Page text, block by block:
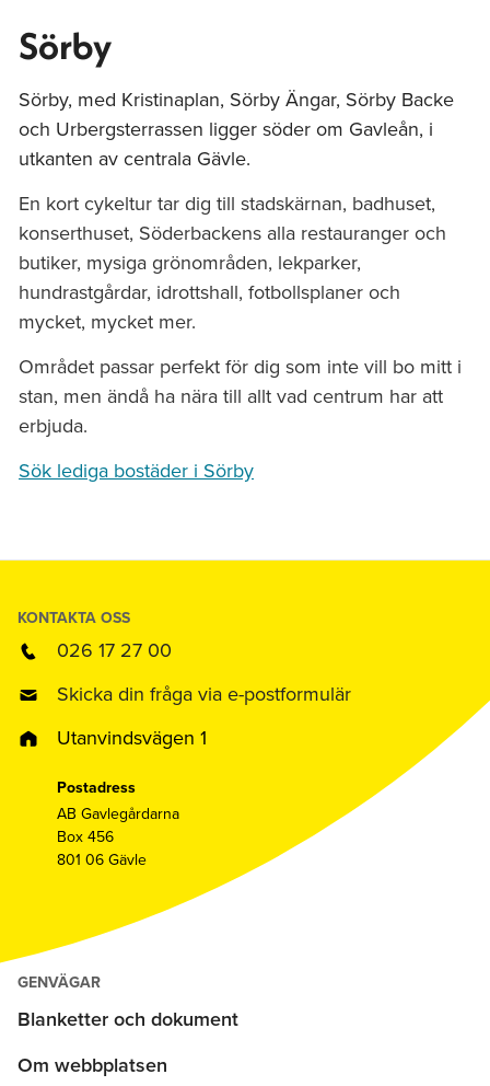
Sörby
Sörby, med Kristinaplan, Sörby Ängar, Sörby Backe
och Urbergsterrassen ligger söder om Gavleån, i
utkanten av centrala Gävle.
En kort cykeltur tar dig till stadskärnan, badhuset,
konserthuset, Söderbackens alla restauranger och
butiker, mysiga grönområden, lekparker,
hundrastgårdar, idrottshall, fotbollsplaner och
mycket, mycket mer.
Området passar perfekt för dig som inte vill bo mitt i
stan, men ändå ha nära till allt vad centrum har att
erbjuda.
Sök lediga bostäder i Sörby
KONTAKTA OSS
026 17 27 00
Skicka din fråga via e-postformulär
Utanvindsvägen 1
Postadress
AB Gavlegårdarna
Box 456
801 06 Gävle
GENVÄGAR
Blanketter och dokument
Om webbplatsen